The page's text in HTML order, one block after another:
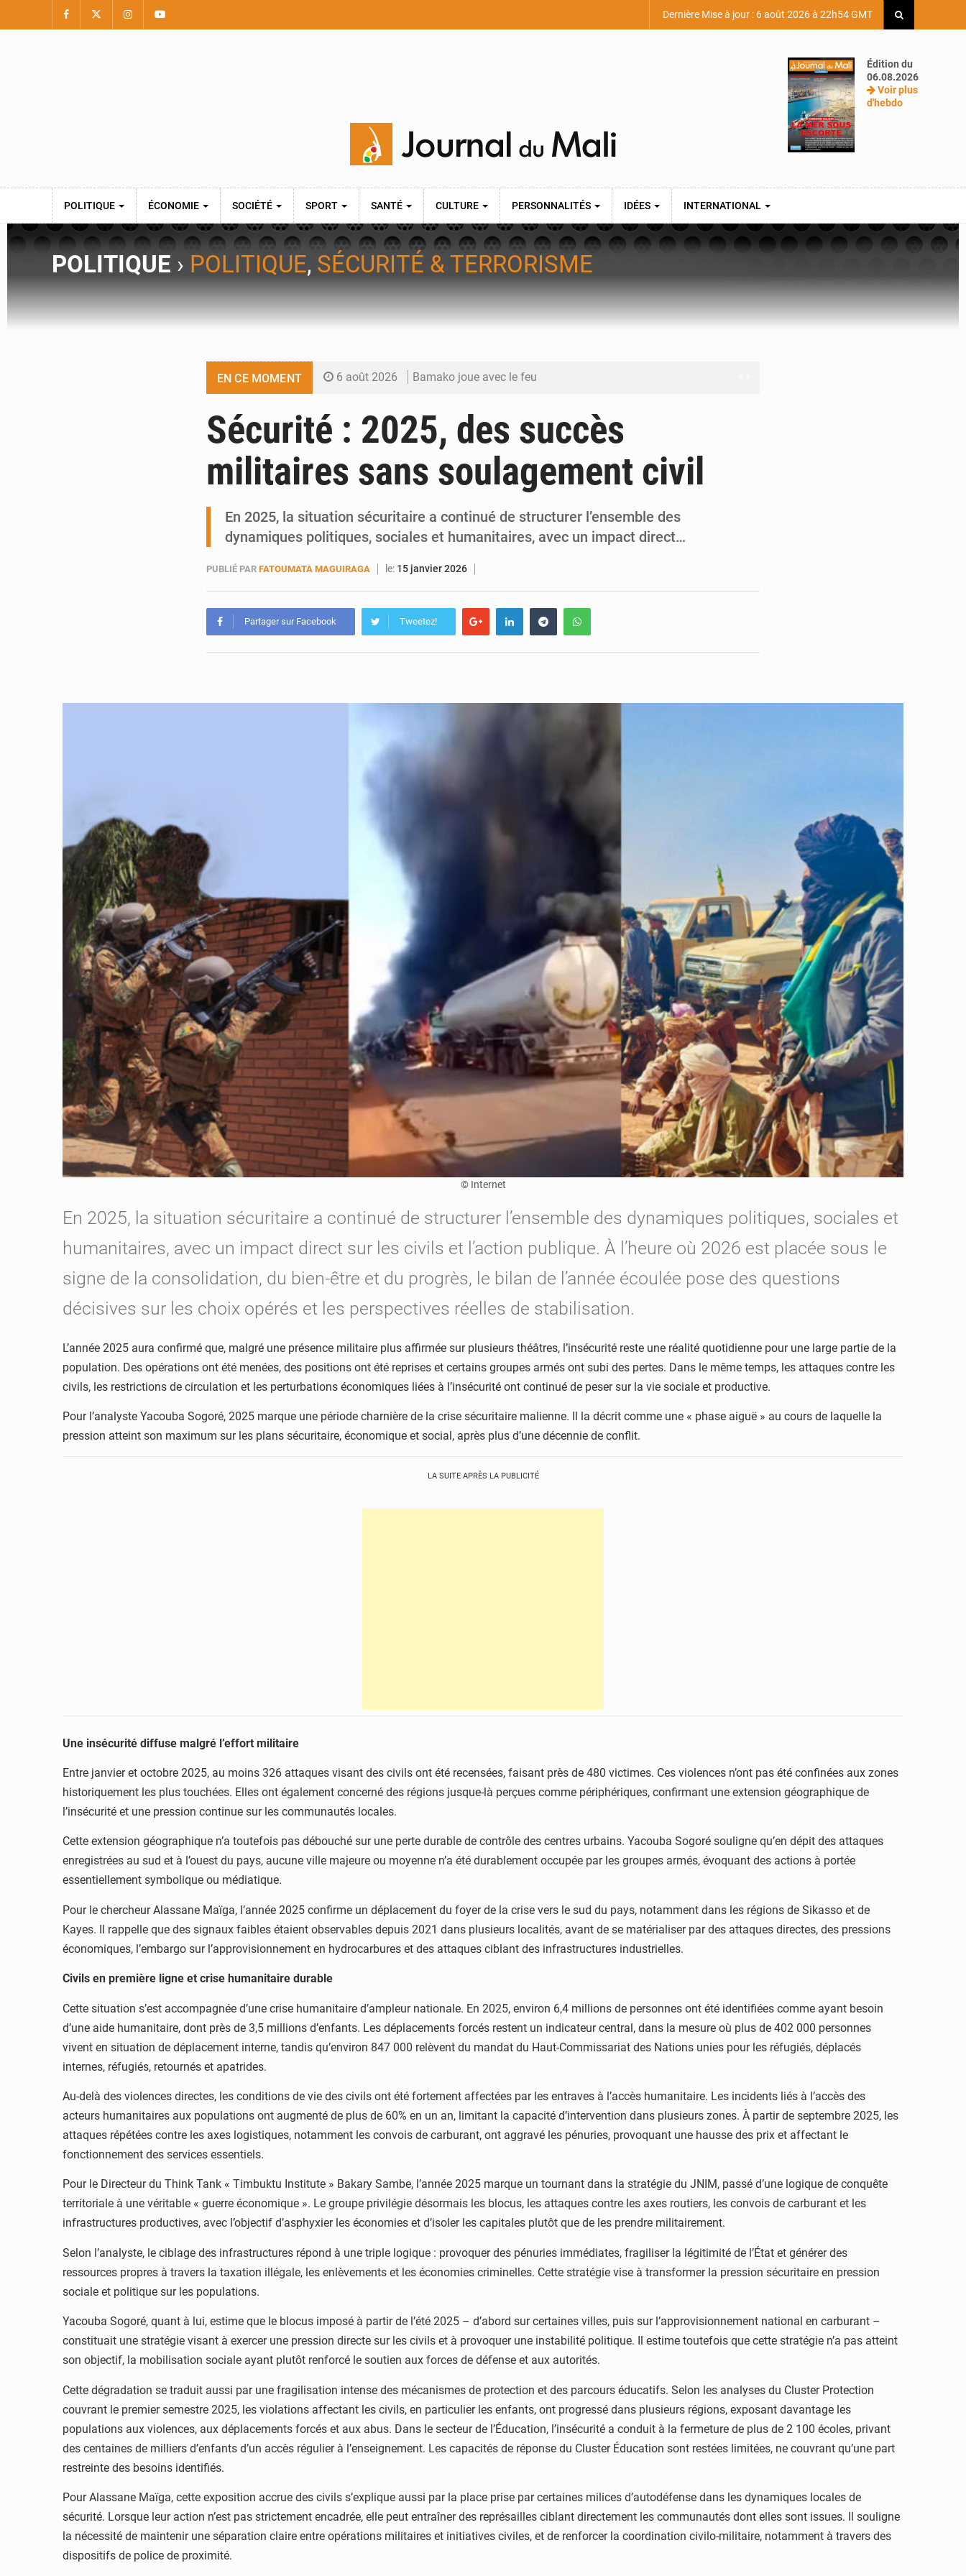
Dernière Mise à jour : 6 août 2026 à 22h54 GMT
Édition du
06.08.2026
Voir plus
d'hebdo
POLITIQUE ÉCONOMIE SOCIÉTÉ SPORT SANTÉ CULTURE PERSONNALITÉS IDÉES INTERNATIONAL
POLITIQUE › POLITIQUE, SÉCURITÉ & TERRORISME
EN CE MOMENT 6 août 2026 Bamako joue avec le feu
6 août 2026 Dr Abdrahamane Tamboura, économiste
6 août 2026 Ports ouest-africains : la bataille du fret sahélien
Sécurité : 2025, des succès
militaires sans soulagement civil
En 2025, la situation sécuritaire a continué de structurer l’ensemble des
dynamiques politiques, sociales et humanitaires, avec un impact direct…
PUBLIÉ PAR FATOUMATA MAGUIRAGA le: 15 janvier 2026
Partager sur Facebook Tweetez!
© Internet
En 2025, la situation sécuritaire a continué de structurer l’ensemble des dynamiques politiques, sociales et
humanitaires, avec un impact direct sur les civils et l’action publique. À l’heure où 2026 est placée sous le
signe de la consolidation, du bien-être et du progrès, le bilan de l’année écoulée pose des questions
décisives sur les choix opérés et les perspectives réelles de stabilisation.
L’année 2025 aura confirmé que, malgré une présence militaire plus affirmée sur plusieurs théâtres, l’insécurité reste une réalité quotidienne pour une large partie de la
population. Des opérations ont été menées, des positions ont été reprises et certains groupes armés ont subi des pertes. Dans le même temps, les attaques contre les
civils, les restrictions de circulation et les perturbations économiques liées à l’insécurité ont continué de peser sur la vie sociale et productive.
Pour l’analyste Yacouba Sogoré, 2025 marque une période charnière de la crise sécuritaire malienne. Il la décrit comme une « phase aiguë » au cours de laquelle la
pression atteint son maximum sur les plans sécuritaire, économique et social, après plus d’une décennie de conflit.
LA SUITE APRÈS LA PUBLICITÉ
Une insécurité diffuse malgré l’effort militaire
Entre janvier et octobre 2025, au moins 326 attaques visant des civils ont été recensées, faisant près de 480 victimes. Ces violences n’ont pas été confinées aux zones
historiquement les plus touchées. Elles ont également concerné des régions jusque-là perçues comme périphériques, confirmant une extension géographique de
l’insécurité et une pression continue sur les communautés locales.
Cette extension géographique n’a toutefois pas débouché sur une perte durable de contrôle des centres urbains. Yacouba Sogoré souligne qu’en dépit des attaques
enregistrées au sud et à l’ouest du pays, aucune ville majeure ou moyenne n’a été durablement occupée par les groupes armés, évoquant des actions à portée
essentiellement symbolique ou médiatique.
Pour le chercheur Alassane Maïga, l’année 2025 confirme un déplacement du foyer de la crise vers le sud du pays, notamment dans les régions de Sikasso et de
Kayes. Il rappelle que des signaux faibles étaient observables depuis 2021 dans plusieurs localités, avant de se matérialiser par des attaques directes, des pressions
économiques, l’embargo sur l’approvisionnement en hydrocarbures et des attaques ciblant des infrastructures industrielles.
Civils en première ligne et crise humanitaire durable
Cette situation s’est accompagnée d’une crise humanitaire d’ampleur nationale. En 2025, environ 6,4 millions de personnes ont été identifiées comme ayant besoin
d’une aide humanitaire, dont près de 3,5 millions d’enfants. Les déplacements forcés restent un indicateur central, dans la mesure où plus de 402 000 personnes
vivent en situation de déplacement interne, tandis qu’environ 847 000 relèvent du mandat du Haut-Commissariat des Nations unies pour les réfugiés, déplacés
internes, réfugiés, retournés et apatrides.
Au-delà des violences directes, les conditions de vie des civils ont été fortement affectées par les entraves à l’accès humanitaire. Les incidents liés à l’accès des
acteurs humanitaires aux populations ont augmenté de plus de 60% en un an, limitant la capacité d’intervention dans plusieurs zones. À partir de septembre 2025, les
attaques répétées contre les axes logistiques, notamment les convois de carburant, ont aggravé les pénuries, provoquant une hausse des prix et affectant le
fonctionnement des services essentiels.
Pour le Directeur du Think Tank « Timbuktu Institute » Bakary Sambe, l’année 2025 marque un tournant dans la stratégie du JNIM, passé d’une logique de conquête
territoriale à une véritable « guerre économique ». Le groupe privilégie désormais les blocus, les attaques contre les axes routiers, les convois de carburant et les
infrastructures productives, avec l’objectif d’asphyxier les économies et d’isoler les capitales plutôt que de les prendre militairement.
Selon l’analyste, le ciblage des infrastructures répond à une triple logique : provoquer des pénuries immédiates, fragiliser la légitimité de l’État et générer des
ressources propres à travers la taxation illégale, les enlèvements et les économies criminelles. Cette stratégie vise à transformer la pression sécuritaire en pression
sociale et politique sur les populations.
Yacouba Sogoré, quant à lui, estime que le blocus imposé à partir de l’été 2025 – d’abord sur certaines villes, puis sur l’approvisionnement national en carburant –
constituait une stratégie visant à exercer une pression directe sur les civils et à provoquer une instabilité politique. Il estime toutefois que cette stratégie n’a pas atteint
son objectif, la mobilisation sociale ayant plutôt renforcé le soutien aux forces de défense et aux autorités.
Cette dégradation se traduit aussi par une fragilisation intense des mécanismes de protection et des parcours éducatifs. Selon les analyses du Cluster Protection
couvrant le premier semestre 2025, les violations affectant les civils, en particulier les enfants, ont progressé dans plusieurs régions, exposant davantage les
populations aux violences, aux déplacements forcés et aux abus. Dans le secteur de l’Éducation, l’insécurité a conduit à la fermeture de plus de 2 100 écoles, privant
des centaines de milliers d’enfants d’un accès régulier à l’enseignement. Les capacités de réponse du Cluster Éducation sont restées limitées, ne couvrant qu’une part
restreinte des besoins identifiés.
Pour Alassane Maïga, cette exposition accrue des civils s’explique aussi par la place prise par certaines milices d’autodéfense dans les dynamiques locales de
sécurité. Lorsque leur action n’est pas strictement encadrée, elle peut entraîner des représailles ciblant directement les communautés dont elles sont issues. Il souligne
la nécessité de maintenir une séparation claire entre opérations militaires et initiatives civiles, et de renforcer la coordination civilo-militaire, notamment à travers des
dispositifs de police de proximité.